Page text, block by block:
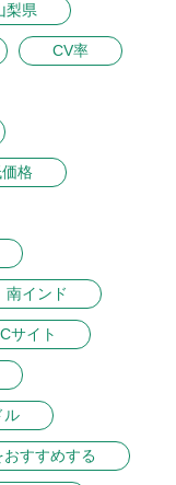
梨県
CV率
格
南インド
サイト
ル
おすすめする